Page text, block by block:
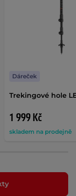
Trekingové hole
1 999 Kč
skladem na prodejně
Dáreček